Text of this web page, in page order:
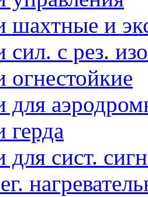
шахтные и
сил. с рез.
огнестойкие
для
герда
для сист.